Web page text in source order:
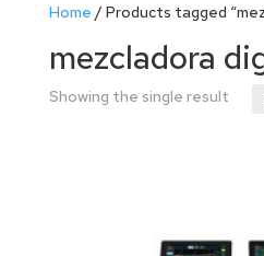
Home / Products tagged
mezcladora
Showing the single result